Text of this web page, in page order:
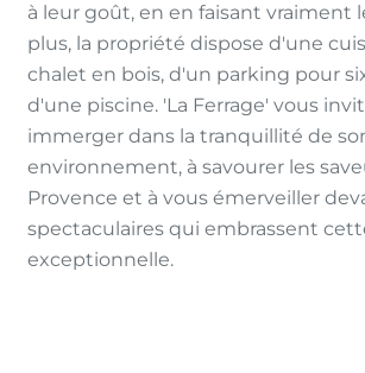
à leur goût, en en faisant vraiment
plus, la propriété dispose d'une
chalet en bois, d'un parking pour
d'une piscine. 'La Ferrage' vous
immerger dans la tranquillité de
environnement, à savourer les
Provence et à vous émerveiller
spectaculaires qui embrassent
exceptionnelle.